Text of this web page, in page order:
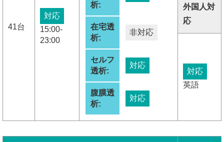
41台
対応
15:00-
23:00
析:
在宅透
析:
非対応
セルフ
透析:
対応
腹膜透
析:
対応
外国人対
応
対応
英語